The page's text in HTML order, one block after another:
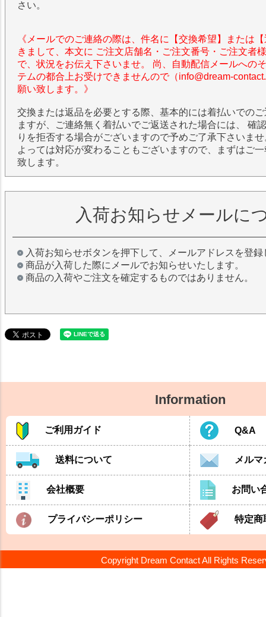
さい。
《メールでのご連絡の際は、件名に【交換希望】または
きまして、本文に ご注文店舗名・ご注文番号・ご注文者
で、状況をお伝え下さいませ。 尚、自動配信メールへの
テムの都合上お受けできませんので（info@dream-
願い致します。》
交換または返品を必要とする際、基本的には着払いでの
ますが、ご連絡無く着払いでご返送された場合には、 確
りを拒否する場合がございますので予めご了承下さいま
よっては対応が変わることもございますので、まずはご
致します。
入荷お知らせメールに
入荷お知らせボタンを押下して、メールアドレスを登
商品が入荷した際にメールでお知らせいたします。
商品の入荷やご注文を確定するものではありません。
Information
ご利用ガイド Q&A
送料について メル
会社概要 お問い
プライバシーポリシー 特定商
Copyright Dream Contact All Rights